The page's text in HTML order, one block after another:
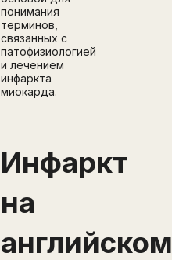
понимания
терминов,
связанных с
патофизиологией
и лечением
инфаркта
миокарда.
Инфаркт
на
английском